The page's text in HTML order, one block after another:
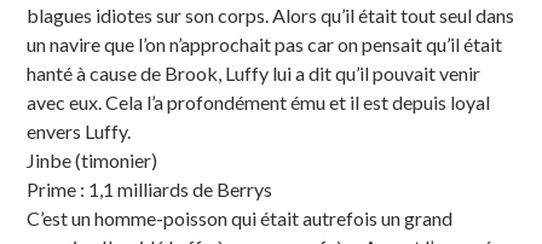
blagues idiotes sur son corps. Alors qu’il était tout seul dans
un navire que l’on n’approchait pas car on pensait qu’il était
hanté à cause de Brook, Luffy lui a dit qu’il pouvait venir
avec eux. Cela l’a profondément ému et il est depuis loyal
envers Luffy.
Jinbe (timonier)
Prime : 1,1 milliards de Berrys
C’est un homme-poisson qui était autrefois un grand